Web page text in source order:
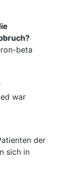
beta
war
der
sich in